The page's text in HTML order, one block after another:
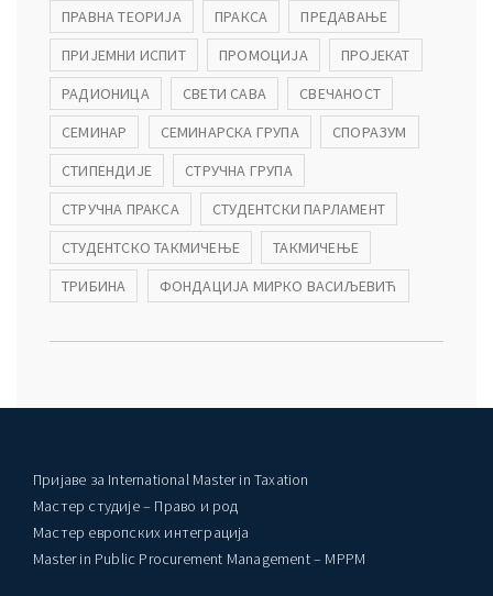
ПРАВНА ТЕОРИЈА
ПРАКСА
ПРЕДАВАЊЕ
ПРИЈЕМНИ ИСПИТ
ПРОМОЦИЈА
ПРОЈЕКАТ
РАДИОНИЦА
СВЕТИ САВА
СВЕЧАНОСТ
СЕМИНАР
СЕМИНАРСКА ГРУПА
СПОРАЗУМ
СТИПЕНДИЈЕ
СТРУЧНА ГРУПА
СТРУЧНА ПРАКСА
СТУДЕНТСКИ ПАРЛАМЕНТ
СТУДЕНТСКО ТАКМИЧЕЊЕ
ТАКМИЧЕЊЕ
ТРИБИНА
ФОНДАЦИЈА МИРКО ВАСИЉЕВИЋ
Пријаве за International Master in Taxation
Мастер студије – Право и род
Мастер европских интеграција
Master in Public Procurement Management – MPPM